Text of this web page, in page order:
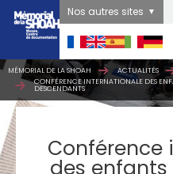
Nos autres sites
MÉMORIAL DE LA SHOAH ACTUALITÉS
CONFÉRENCE INTERNATIONALE DES
DESCENDANTS
des